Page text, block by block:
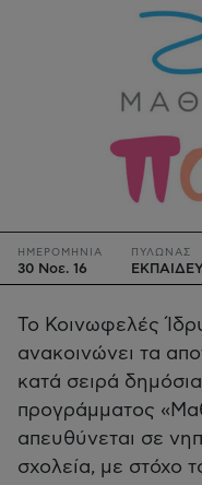
ΗΜΕΡΟΜΗΝΙΑ
30 Νοε. 16
ΠΥΛΩΝΑΣ
Το Κοινωφελές
ανακοινώνει τα
κατά σειρά
προγράμματος
απευθύνεται σε
σχολεία, με στόχο